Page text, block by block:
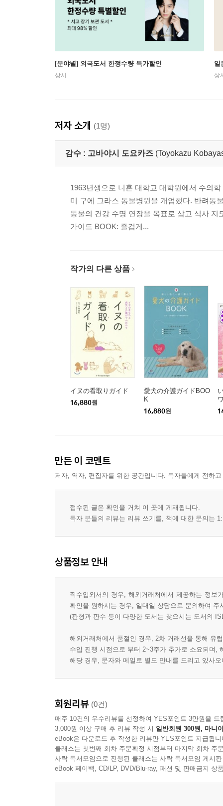
[분야별] 외국도서 한정수량 특가할인
상시
일
상
저자 소개 (1명)
감수 : 고바야시 도요카즈 (Toyokazu
1963년생으로 니혼 대학교 대학원에서 수의
미 구에 그라스 동물병원을 개업했다. 반려동
동물의 건강 수명 연장을 목표로 삼고 식사
가이드 BOOK: 즐겁게...
작가의 다른 상품
イヌの看取りガイド
16,880원
愛犬の介護ガイドBOO
K
16,880원
만든 이 코멘트
저자, 역자, 편집자를 위한 공간입니다. 독자들에게 전하
접수된 글은 확인을 거쳐 이 곳에 게재됩니다.
독자 분들의 리뷰는 리뷰 쓰기를, 책에 대한 문의는
상품정보 안내
직수입외서의 경우, 해외거래처에서 제공하는 정
확인을 원하시는 경우, 일대일 상담으로 문의하여 주
(판형과 판수 등이 다양한 도서는 찾으시는 도서의
해외거래처에서 품절인 경우, 2차 거래선을 통해 유
수입 진행 시점으로 부터 2~3주가 추가로 소요되며,
해당 경우, 문자와 메일로 별도 안내를 드리고 있사
회원리뷰 (0건)
매주 10건의 우수리뷰를 선정하여 YES포인트 3만원을 드
3,000원 이상 구매 후 리뷰 작성 시 일반회원 300원, 마니
eBook은 다운로드 후 작성한 리뷰만 YES포인트 지급됩니
클래스는 첫번째 회차 주문확정 시점부터 마지막 회차 주
사락 독서모임으로 진행된 클래스는 사락 독서모임 게시
eBook 페이백, CD/LP, DVD/Blu-ray, 패션 및 판매금지 상